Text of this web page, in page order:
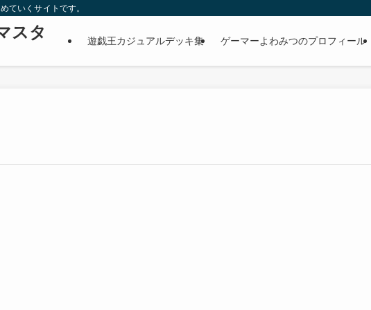
ていくサイトです。
スタ
遊戯王カジュアルデッキ集 ゲーマーよわみつのプロフィール